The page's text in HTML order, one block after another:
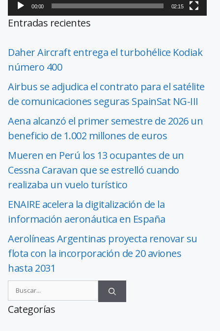
00:00 02:15
Entradas recientes
Daher Aircraft entrega el turbohélice Kodiak
número 400
Airbus se adjudica el contrato para el satélite
de comunicaciones seguras SpainSat NG-III
Aena alcanzó el primer semestre de 2026 un
beneficio de 1.002 millones de euros
Mueren en Perú los 13 ocupantes de un
Cessna Caravan que se estrelló cuando
realizaba un vuelo turístico
ENAIRE acelera la digitalización de la
información aeronáutica en España
Aerolíneas Argentinas proyecta renovar su
flota con la incorporación de 20 aviones
hasta 2031
Categorías